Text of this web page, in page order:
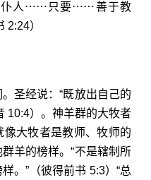
仆人⋯⋯只要⋯⋯善于教
2:24）
圣经说：“既放出自己的
10:4）。神羊群的大牧者
大牧者是教师、牧师的
羊的榜样。“不是辖制所
。”（彼得前书 5:3）“总